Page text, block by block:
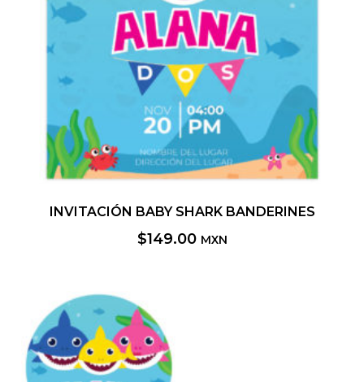
INVITACIÓN BABY SHARK BANDERINES
$149.00 MXN